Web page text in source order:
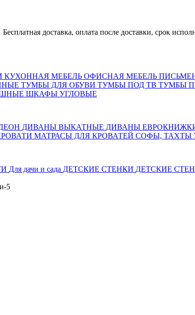
доставка, оплата после доставки, срок исполнения
КУХОННАЯ МЕБЕЛЬ ОФИСНАЯ МЕБЕЛЬ
ТУМБЫ ДЛЯ ОБУВИ ТУМБЫ ПОД ТВ ТУМБЫ
ШКАФЫ УГЛОВЫЕ
ДИВАНЫ ВЫКАТНЫЕ ДИВАНЫ
МАТРАСЫ ДЛЯ КРОВАТЕЙ СОФЫ, ТАХТЫ
Для дачи и сада ДЕТСКИЕ СТЕНКИ ДЕТСКИЕ
5